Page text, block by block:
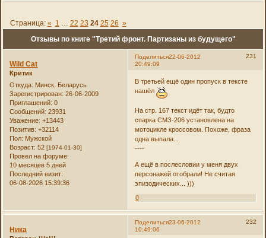
Отзывы по книге "Третий фронт. Партизаны из будущего"
Страница: « 1 … 22 23 24 25 26 »
Поделиться 231
22-06-2012
20:49:09
Wild Cat
Критик
Откуда: Минск, Беларусь
Зарегистрирован: 26-06-2009
Приглашений: 0
Сообщений: 23931
Уважение: +13443
Позитив: +32114
Пол: Мужской
Возраст: 52[1974-01-30]
Провел на форуме:
10 месяцев 5 дней
Последний визит:
06-08-2026 15:39:36
В третьей ещё один пропуск в тексте
нашёл
На стр. 167 текст идёт так, будто
спарка СМЗ-206 установлена на
мотоцикле кроссовом. Похоже, фраза
одна выпала...
----
А ещё в послесловии у меня двух
персонажей отобрали! Не считая
эпизодических... )))
0
Поделиться 232
23-06-2012
10:49:06
Ника